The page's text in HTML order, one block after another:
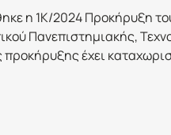
η 1Κ/2024 Προκήρυξη
Πανεπιστημιακής,
έχει